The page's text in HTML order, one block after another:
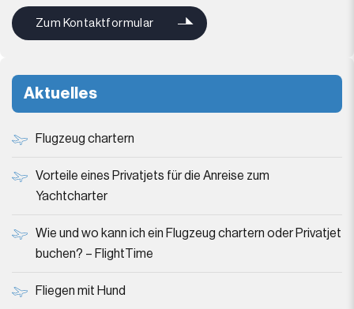
Zum Kontaktformular
Aktuelles
Flugzeug chartern
Vorteile eines Privatjets für die Anreise zum
Yachtcharter
Wie und wo kann ich ein Flugzeug chartern oder Privatjet
buchen? – FlightTime
Fliegen mit Hund